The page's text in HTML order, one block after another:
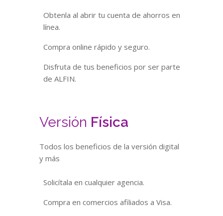
Obtenla al abrir tu cuenta de ahorros en
línea.
Compra online rápido y seguro.
Disfruta de tus beneficios por ser parte
de ALFIN.
Versión Física
Todos los beneficios de la versión digital
y más
Solicítala en cualquier agencia.
Compra en comercios afiliados a Visa.